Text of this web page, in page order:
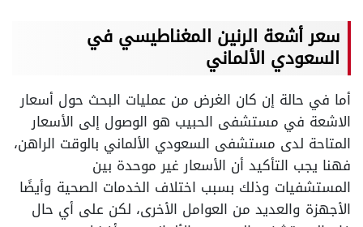
سعر أشعة الرنين المغناطيسي في
السعودي الألماني
أما في حالة إن كان الغرض من عمليات البحث حول أسعار
الاشعة في مستشفى الحبيب هو الوصول إلى الأسعار
المتاحة لدى مستشفى السعودي الألماني بالوقت الراهن،
فهنا يجب التأكيد أن الأسعار غير موحدة بين
المستشفيات وذلك بسبب اختلاف الخدمات الصحية وأيضًا
الأجهزة والعديد من العوامل الأخرى، لكن على أي حال